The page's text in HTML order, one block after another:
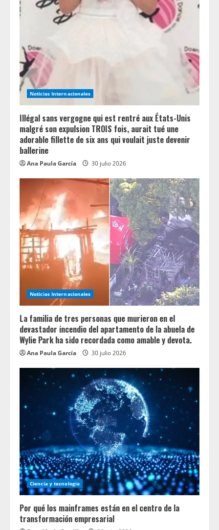
Noticias Internacionales
Illégal sans vergogne qui est rentré aux États-Unis
malgré son expulsion TROIS fois, aurait tué une
adorable fillette de six ans qui voulait juste devenir
ballerine
Ana Paula García 30 julio 2026
Noticias Internacionales
La familia de tres personas que murieron en el
devastador incendio del apartamento de la abuela de
Wylie Park ha sido recordada como amable y devota.
Ana Paula García 30 julio 2026
Ciencia y tecnologia
Por qué los mainframes están en el centro de la
transformación empresarial